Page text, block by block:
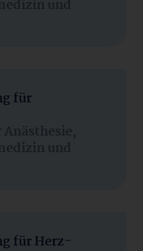
und
für
und
für Herz-